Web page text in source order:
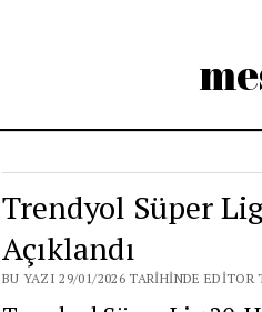
Trendyol Süper
Açıklandı
BU YAZI 29/01/2026 TARIHINDE